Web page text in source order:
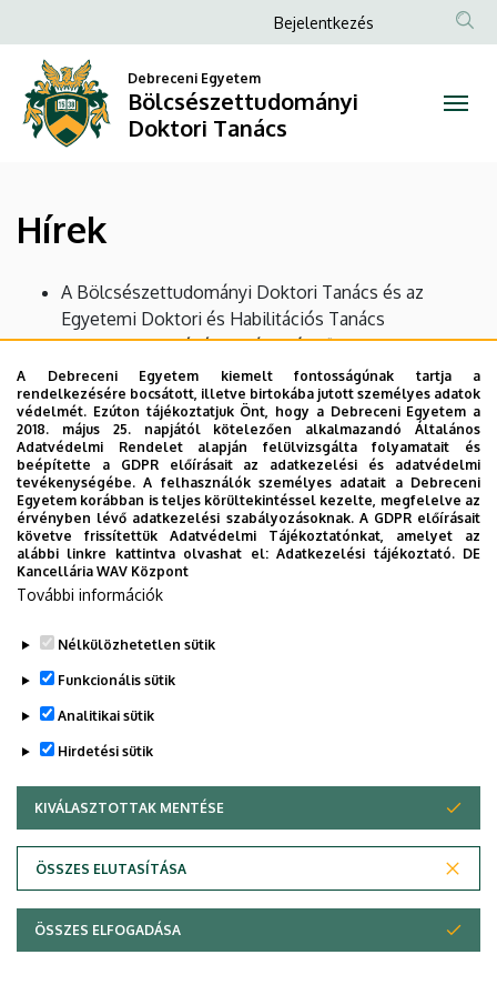
Bölcsészettudományi
Doktori
Tanács
a
tartalomra
Anonim
fiók
menüje
Bejelentkezés
Debreceni Egyetem
Bölcsészettudományi
Doktori Tanács
Hírek
A Bölcsészettudományi Doktori Tanács és az
Egyetemi Doktori és Habilitációs Tanács
legközelebbi ülésének várható időpontja: 2026.
szeptember 16.
A legközelebbi Doktor- (PhD) és Díszdoktoravató
Ünnepség várható időpontja: 2026. november 21.
Igazoláskérés a megítélt PhD fokozatokról az EDHT
ülését követően 2. naptól: Dezső Kinga Julianna
dezso.kinga@unideb.hu)
Legutóbbi frissítés: 2026. 08. 04. 11:30
Adatvédelem
Szerzői jog © 2026 Unideb
A Debreceni Egyetem kiemelt fontosságúnak tartja a
rendelkezésére bocsátott, illetve birtokába jutott személyes adatok
védelmét. Ezúton tájékoztatjuk Önt, hogy a Debreceni Egyetem a
2018. május 25. napjától kötelezően alkalmazandó Általános
Adatvédelmi Rendelet alapján felülvizsgálta folyamatait és
beépítette a GDPR előírásait az adatkezelési és adatvédelmi
tevékenységébe. A felhasználók személyes adatait a Debreceni
Egyetem korábban is teljes körültekintéssel kezelte, megfelelve az
érvényben lévő adatkezelési szabályozásoknak. A GDPR előírásait
követve frissítettük Adatvédelmi Tájékoztatónkat, amelyet az
alábbi linkre kattintva olvashat el:Adatkezelési tájékoztató. DE
Kancellária WAV Központ
További információk
Nélkülözhetetlen sütik
Funkcionális sütik
Analitikai sütik
Hirdetési sütik
KIVÁLASZTOTTAK MENTÉSE
ÖSSZES ELUTASÍTÁSA
WITHDRAW CONSENT
ÖSSZES ELFOGADÁSA